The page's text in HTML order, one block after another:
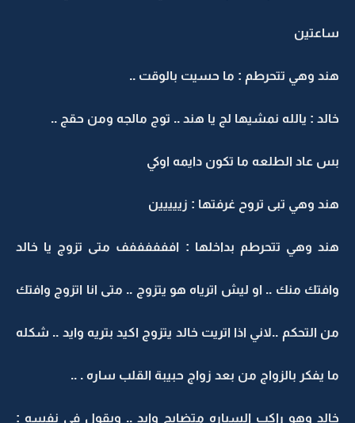
ساعتين
هند وهي تتحرطم : ما حسيت بالوقت ..
خالد : يالله نمشيها لج يا هند .. توج مالجه ومن حقج ..
بس عاد الطلعه ما تكون دايمه اوكي
هند وهي تبى تروح غرفتها : زييييين
هند وهي تتحرطم بداخلها : اففففففف متى تزوج يا خالد
وافتك منك .. او ليش اترياه هو يتزوج .. متى انا اتزوج وافتك
من التحكم ..لاني اذا اتريت خالد يتزوج اكيد بتريه وايد .. شكله
ما يفكر بالزواج من بعد زواج حبيبة القلب ساره . ..
خالد وهو راكب السياره متضايج وايد .. ويقول في نفسه :